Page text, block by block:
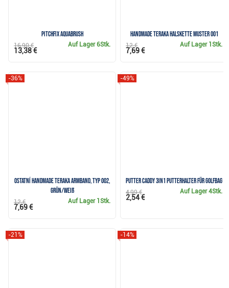
Pitchfix Aquabrush
Auf Lager6Stk.
16,90 €
13,38 €
Handmade Teraka Halskette Muster 001
Auf Lager 1Stk.
12 €
7,69 €
Ostatní Handmade Teraka Armband, Typ 002,
grün/weiß
-36%
Auf Lager 1Stk.
12 €
7,69 €
Putter Caddy 3in1 Putterhalter für Golfbag
-49%
Auf Lager4Stk.
4,99 €
2,54 €
-21% -14%